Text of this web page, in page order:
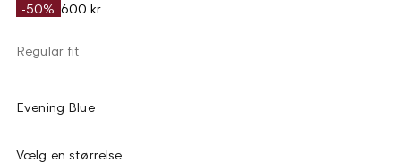
-50% 600 kr
Regular fit
Evening Blue
Vælg en størrelse